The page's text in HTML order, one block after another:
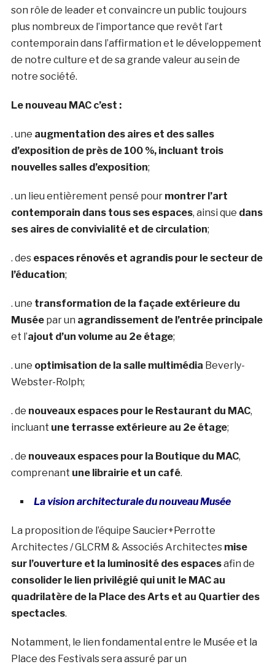
son rôle de leader et convaincre un public toujours
plus nombreux de l’importance que revêt l’art
contemporain dans l’affirmation et le développement
de notre culture et de sa grande valeur au sein de
notre société.
Le nouveau MAC c’est :
. une augmentation des aires et des salles
d’exposition de près de 100 %, incluant trois
nouvelles salles d’exposition;
. un lieu entièrement pensé pour montrer l’art
contemporain dans tous ses espaces, ainsi que dans
ses aires de convivialité et de circulation;
. des espaces rénovés et agrandis pour le secteur de
l’éducation;
. une transformation de la façade extérieure du
Muséepar un agrandissement de l’entrée principale
et l’ajout d’un volume au 2e étage;
. une optimisation de la salle multimédia Beverly-
Webster-Rolph;
. de nouveaux espaces pour le Restaurant du MAC,
incluant une terrasse extérieure au 2e étage;
. de nouveaux espaces pour la Boutique du MAC,
comprenant une librairie et un café.
La vision architecturale du nouveau Musée
La proposition de l’équipe Saucier+Perrotte
Architectes / GLCRM & Associés Architectes mise
sur l’ouverture et la luminosité des espacesafin de
consolider le lien privilégié qui unit le MAC au
quadrilatère de la Place des Arts et au Quartier des
spectacles.
Notamment, le lien fondamental entre le Musée et la
Place des Festivals sera assuré par un